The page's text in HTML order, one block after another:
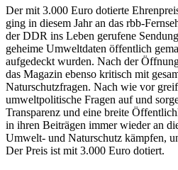
Der mit 3.000 Euro dotierte
ging in diesem Jahr an das rbb-
der DDR ins Leben gerufene
geheime Umweltdaten öffentlich
aufgedeckt wurden. Nach der
das Magazin ebenso kritisch mit
Naturschutzfragen. Nach wie vor
umweltpolitische Fragen auf und
Transparenz und eine breite
in ihren Beiträgen immer wieder an
Umwelt- und Naturschutz kämpfen,
Der Preis ist mit 3.000 Euro dotiert.